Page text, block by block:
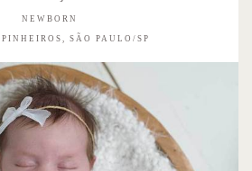
NEWBORN
SÃO PAULO/SP